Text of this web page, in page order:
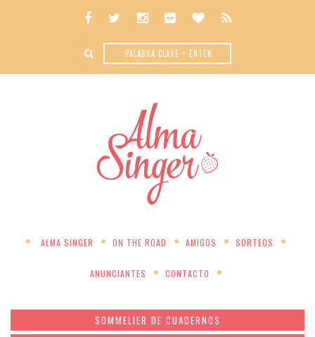
ALMA SINGER ON THE ROAD AMIGOS SORTEOS
ANUNCIANTES CONTACTO
SOMMELIER DE CUADERNOS